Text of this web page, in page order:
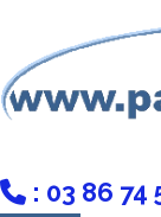
 : 03 86 74